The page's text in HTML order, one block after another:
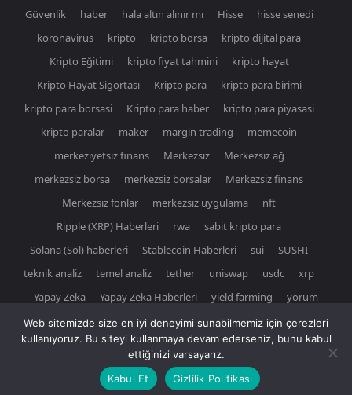
Güvenlik
haber hala altın alınır mı Hisse
hisse senedi
koronavirüs
kripto kripto borsa
kripto dijital para
Kripto Eğitimi
kripto fiyat tahmini
kripto hayat
Kripto Hayat Sigortası
Kripto para
kripto para birimi
kripto para borsasi
Kripto para haber
kripto para piyasasi
kripto paralar
maker margin trading
memecoin
merkeziyetsiz finans
Merkezsiz
Merkezsiz ağ
merkezsiz borsa
merkezsiz borsalar
Merkezsiz finans
Merkezsiz fonlar
merkezsiz uygulama
nft
Ripple (XRP) Haberleri
rwa
sabit kripto para
Solana (Sol) haberleri
Stablecoin Haberleri sui
SUSHI
teknik analiz
temel analiz tether uniswap usdc
xrp
Yapay Zeka
Yapay Zeka Haberleri yield farming yorum
© Newspaper WordPress Theme by TagDiv
Web sitemizde size en iyi deneyimi sunabilmemiz için çerezleri
kullanıyoruz. Bu siteyi kullanmaya devam ederseniz, bunu kabul
ettiğinizi varsayarız.
Kabul Et
Gizlilik Politikası